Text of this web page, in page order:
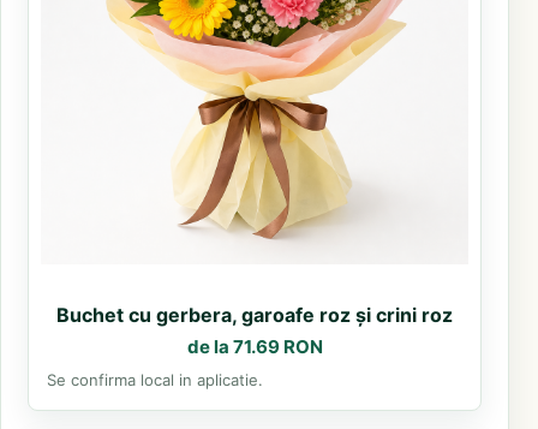
Buchet cu gerbera, garoafe roz și crini roz
de la 71.69 RON
Se confirma local in aplicatie.